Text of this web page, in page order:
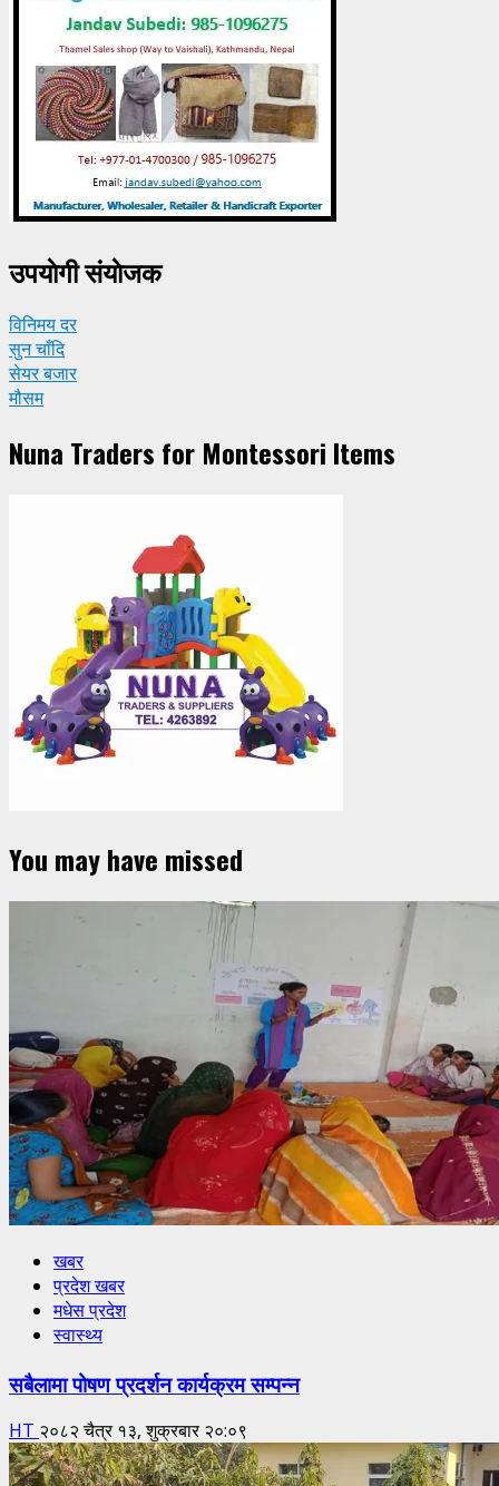
उपयाेगी संयाेजक
विनिमय दर
सुन चाँदि
सेयर बजार
मौसम
Nuna Traders for Montessori Items
You may have missed
खबर
प्रदेश खबर
मधेस प्रदेश
स्वास्थ्य
सबैलामा पोषण प्रदर्शन कार्यक्रम सम्पन्न
HT २०८२ चैत्र १३, शुक्रबार २०:०९